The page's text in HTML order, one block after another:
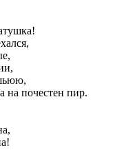
на почестен пир.